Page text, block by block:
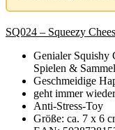
SQ024 – Squeezy
Genialer Squishy
Spielen &
Geschmeidige
geht immer
Anti-Stress-Toy
Größe: ca. 7 x 6